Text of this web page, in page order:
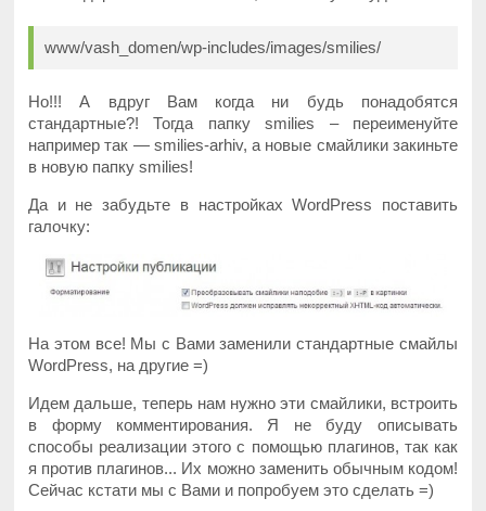
www/vash_domen/wp-includes/images/smilies/
Но!!! А вдруг Вам когда ни будь понадобятся
стандартные?! Тогда папку smilies – переименуйте
например так — smilies-arhiv, а новые смайлики закиньте
в новую папку smilies!
Да и не забудьте в настройках WordPress поставить
галочку:
На этом все! Мы с Вами заменили стандартные смайлы
WordPress, на другие =)
Идем дальше, теперь нам нужно эти смайлики, встроить
в форму комментирования. Я не буду описывать
способы реализации этого с помощью плагинов, так как
я против плагинов... Их можно заменить обычным кодом!
Сейчас кстати мы с Вами и попробуем это сделать =)